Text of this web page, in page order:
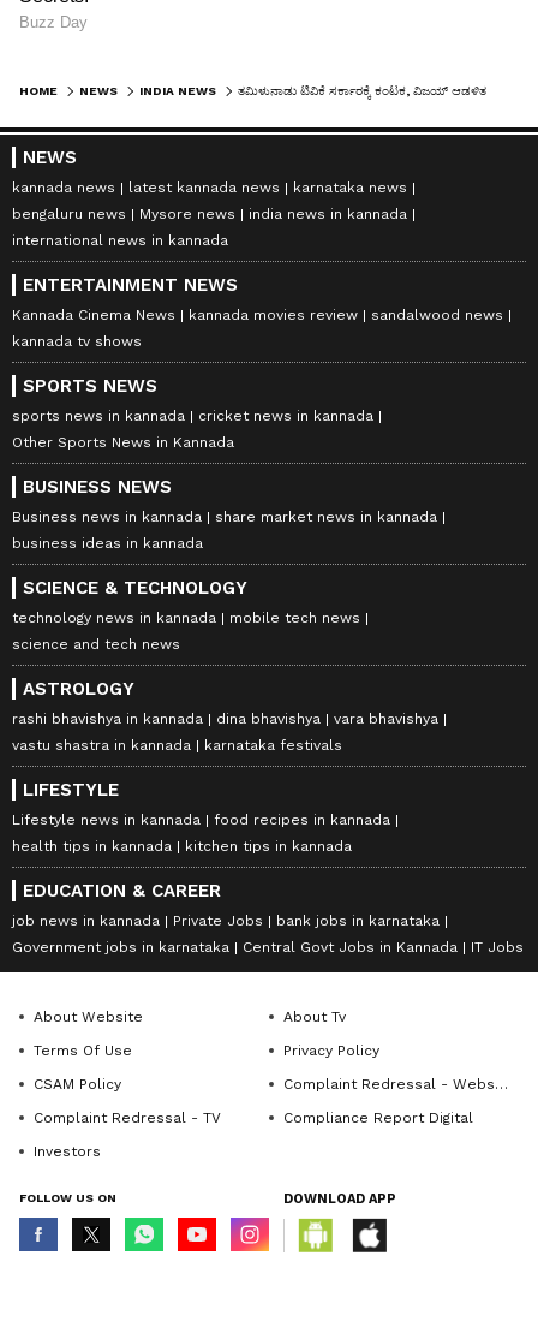
HOME NEWS INDIA NEWS
NEWS
kannada news latest kannada news
karnataka news
bengaluru news
Mysore news
india news in kannada
international news in kannada
ENTERTAINMENT NEWS
Kannada Cinema News kannada movies review
sandalwood news
kannada tv shows
SPORTS NEWS
sports news in kannada
cricket news in kannada
Other Sports News in Kannada
BUSINESS NEWS
Business news in kannada
share market news in kannada
business ideas in kannada
SCIENCE & TECHNOLOGY
technology news in kannada
mobile tech news
science and tech news
ASTROLOGY
rashi bhavishya in kannada dina bhavishya
vara bhavishya
vastu shastra in kannada
karnataka festivals
LIFESTYLE
Lifestyle news in kannada
food recipes in kannada
health tips in kannada
kitchen tips in kannada
EDUCATION & CAREER
job news in kannada Private Jobs
bank jobs in karnataka
Government jobs in karnataka
Central Govt Jobs in Kannada IT Jobs
About Website
About Tv
Terms Of Use
Privacy Policy
CSAM Policy
Complaint Redressal - Website
Complaint Redressal - TV
Compliance Report Digital
Investors
FOLLOW US ON DOWNLOAD APP